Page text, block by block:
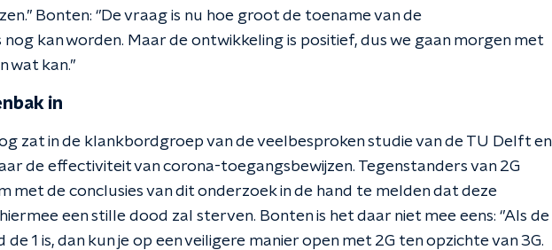
Bonten: ‘’De vraag is nu hoe groot de toename van de
nog kan worden. Maar de ontwikkeling is positief, dus we gaan morgen met
wat kan.’’
in
zat in de klankbordgroep van de veelbesproken studie van de TU Delft en
de effectiviteit van corona-toegangsbewijzen. Tegenstanders van 2G
met de conclusies van dit onderzoek in de hand te melden dat deze
een stille dood zal sterven. Bonten is het daar niet mee eens: ‘’Als de
de 1 is, dan kun je op een veiligere manier open met 2G ten opzichte van 3G.